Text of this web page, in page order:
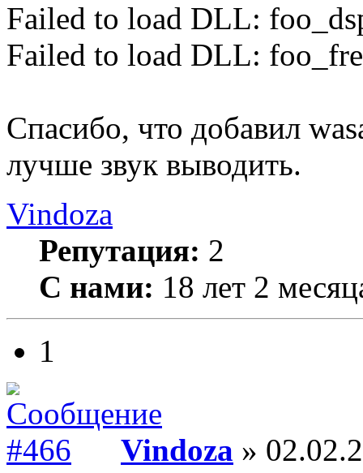
Failed to load DLL:
Failed to load DLL:
Спасибо, что добавил
лучше звук выводить.
Vindoza
Репутация: 2
С нами: 18 лет 2
1
Vindoza »